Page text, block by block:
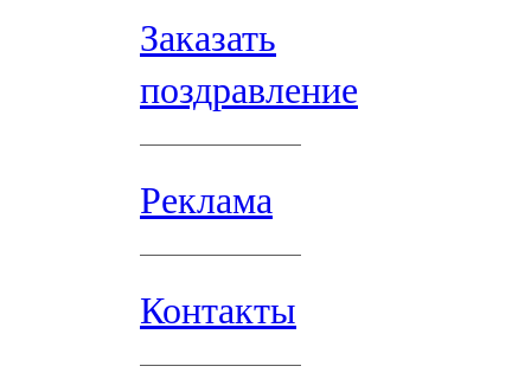
Заказать
поздравление
Реклама
Контакты